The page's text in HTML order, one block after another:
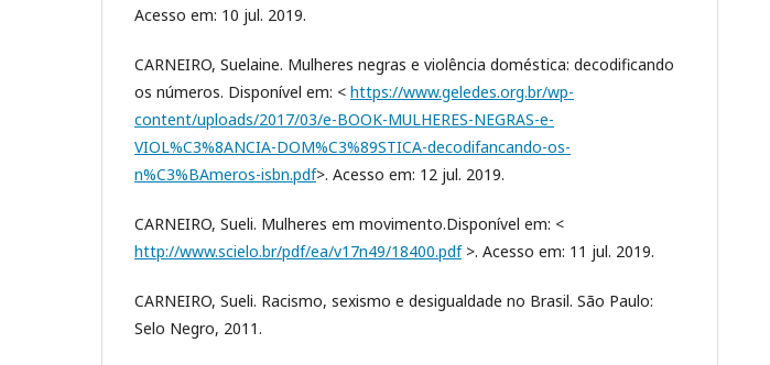
Acesso em: 10 jul. 2019.
CARNEIRO, Suelaine. Mulheres negras e violência doméstica: decodificando
os números. Disponível em: < https://www.geledes.org.br/wp-
content/uploads/2017/03/e-BOOK-MULHERES-NEGRAS-e-
VIOL%C3%8ANCIA-DOM%C3%89STICA-decodifancando-os-
n%C3%BAmeros-isbn.pdf>. Acesso em: 12 jul. 2019.
CARNEIRO, Sueli. Mulheres em movimento.Disponível em: <
http://www.scielo.br/pdf/ea/v17n49/18400.pdf>. Acesso em: 11 jul. 2019.
CARNEIRO, Sueli. Racismo, sexismo e desigualdade no Brasil. São Paulo:
Selo Negro, 2011.